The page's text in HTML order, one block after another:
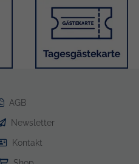
Bild
AGB
Newsletter
Kontakt